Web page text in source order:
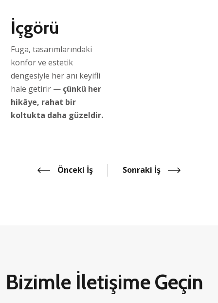
İçgörü
Fuga, tasarımlarındaki
konfor ve estetik
dengesiyle her anı keyifli
hale getirir — çünkü her
hikâye, rahat bir
koltukta daha güzeldir.
Önceki İş Sonraki İş
Bizimle İletişime Geçin